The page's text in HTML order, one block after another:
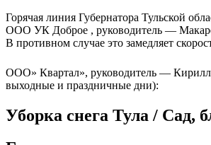
Горячая линия Губернатора Тульской
ООО УК Доброе , руководитель —
В противном случае это замедляет
ООО» Квартал», руководитель —
выходные и праздничные дни):
Уборка снега Тула / Сад,